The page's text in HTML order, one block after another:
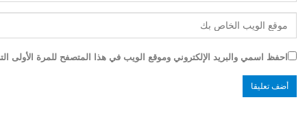
احفظ اسمي والبريد الإلكتروني وموقع الويب في هذا المتصفح للمرة الأولى